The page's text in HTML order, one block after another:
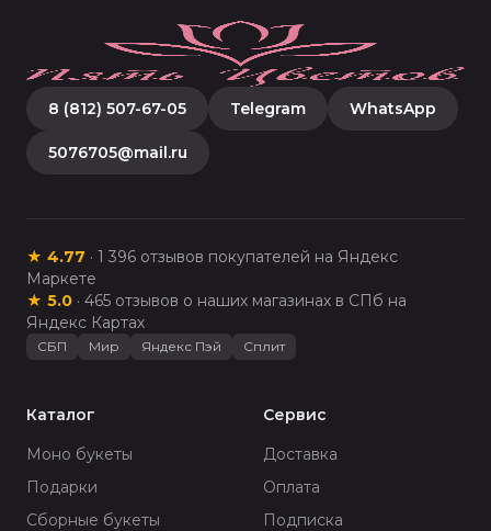
8 (812) 507-67-05 Telegram WhatsApp
5076705@mail.ru
★ 4.77 · 1 396 отзывов покупателей на Яндекс
Маркете
★ 5.0 · 465 отзывов о наших магазинах в СПб на
Яндекс Картах
СБП Мир Яндекс Пэй Сплит
Каталог
Моно букеты
Подарки
Сборные букеты
Сервис
Доставка
Оплата
Подписка